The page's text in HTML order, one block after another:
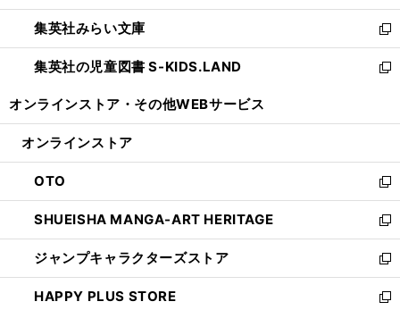
開
く
ウ
で
開
く
ン
ド
ウ
で
ウ
ィ
ン
ド
開
集英社みらい文庫
新
し
い
ン
ウ
で
開
く
集英社の児童図書 S-KIDS.LAND
新
ウ
ン
ド
ウ
で
開
く
オンラインストア・ その他WEBサービス
オンラインストア
OTO
新
し
い
ウ
ィ
ン
ド
SHUEISHA MANGA-ART HERITAGE
新
し
い
ウ
ィ
ジャンプキャラクターズストア
新
し
い
HAPPY PLUS STORE
新